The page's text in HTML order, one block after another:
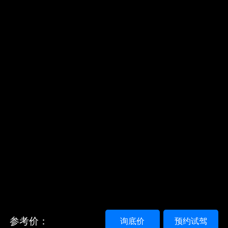
参考价： 预约试驾
询底价